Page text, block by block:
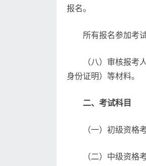
报名。
所有报名参加考
（八）审核报考
身份证明）等材料。
二、考试科目
（一）初级资格
（二）中级资格